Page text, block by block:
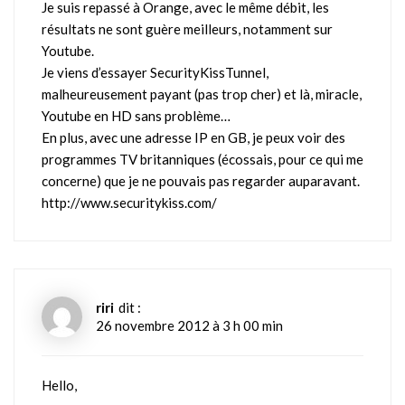
Je suis repassé à Orange, avec le même débit, les
résultats ne sont guère meilleurs, notamment sur
Youtube.
Je viens d’essayer SecurityKissTunnel,
malheureusement payant (pas trop cher) et là, miracle,
Youtube en HD sans problème…
En plus, avec une adresse IP en GB, je peux voir des
programmes TV britanniques (écossais, pour ce qui me
concerne) que je ne pouvais pas regarder auparavant.
http://www.securitykiss.com/
riri dit :
26 novembre 2012 à 3 h 00 min
Hello,